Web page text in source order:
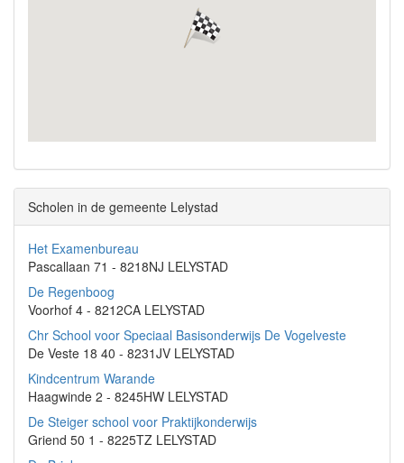
Scholen in de gemeente Lelystad
Het Examenbureau
Pascallaan 71 - 8218NJ LELYSTAD
De Regenboog
Voorhof 4 - 8212CA LELYSTAD
Chr School voor Speciaal Basisonderwijs De Vogelveste
De Veste 18 40 - 8231JV LELYSTAD
Kindcentrum Warande
Haagwinde 2 - 8245HW LELYSTAD
De Steiger school voor Praktijkonderwijs
Griend 50 1 - 8225TZ LELYSTAD